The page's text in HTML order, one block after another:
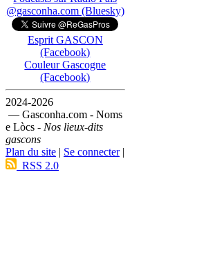
@gasconha.com (Bluesky)
Esprit GASCON
(Facebook)
Couleur Gascogne
(Facebook)
2024-2026
— Gasconha.com - Noms
e Lòcs - Nos lieux-dits
gascons
Plan du site | Se connecter|
RSS 2.0